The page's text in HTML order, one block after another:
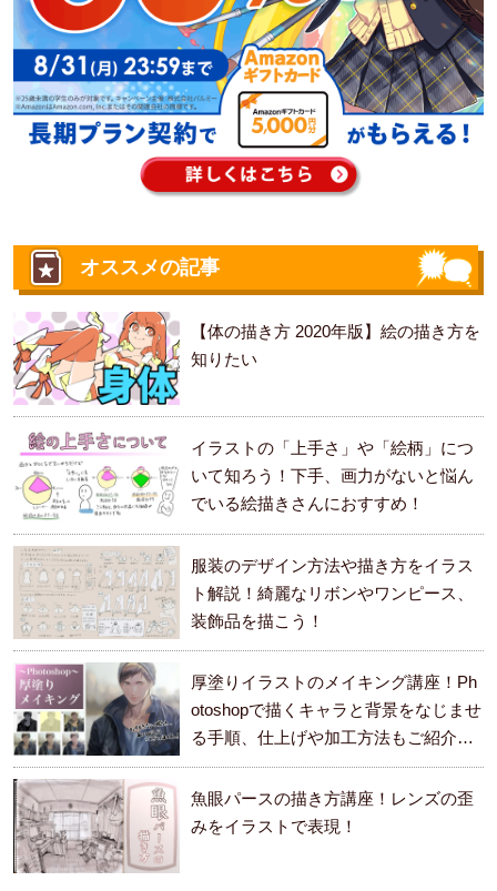
オススメの記事
【体の描き方 2020年版】絵の描き方を
知りたい
イラストの「上手さ」や「絵柄」につ
いて知ろう！下手、画力がないと悩ん
でいる絵描きさんにおすすめ！
服装のデザイン方法や描き方をイラス
ト解説！綺麗なリボンやワンピース、
装飾品を描こう！
厚塗りイラストのメイキング講座！Ph
otoshopで描くキャラと背景をなじませ
る手順、仕上げや加工方法もご紹介し
ます。
魚眼パースの描き方講座！レンズの歪
みをイラストで表現！